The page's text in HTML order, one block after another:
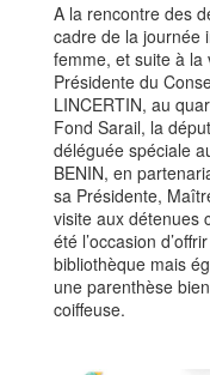
A la rencontre des
cadre de la journée
femme, et suite à
Présidente du
LINCERTIN, au
Fond Sarail, la
déléguée spéciale
BENIN, en
sa Présidente,
visite aux détenues
été l’occasion
bibliothèque mais
une parenthèse
coiffeuse.